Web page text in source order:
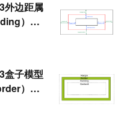
边距属
）的
子模型
）及